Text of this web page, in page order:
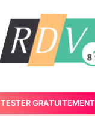
TESTER GRATUITEMENT